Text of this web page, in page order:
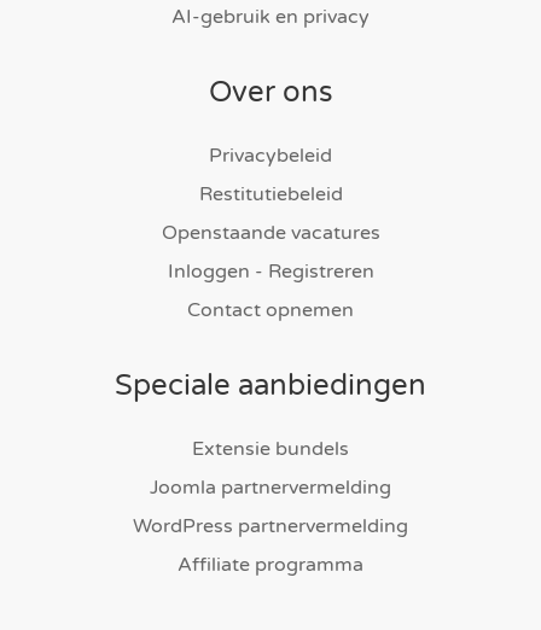
AI-gebruik en privacy
Over ons
Privacybeleid
Restitutiebeleid
Openstaande vacatures
Inloggen - Registreren
Contact opnemen
Speciale aanbiedingen
Extensie bundels
Joomla partnervermelding
WordPress partnervermelding
Affiliate programma